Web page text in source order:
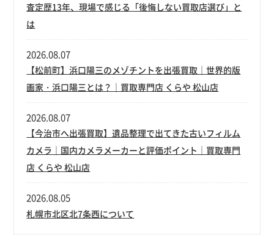
査定歴13年、現場で感じる「後悔しない買取店選び」と
は
【松前町】浜口陽三のメゾチントを出張買取｜世界的版
画家・浜口陽三とは？｜買取専門店 くらや 松山店
2026.08.07
【今治市へ出張買取】遺品整理で出てきた古いフィルム
カメラ｜国内カメラメーカーと評価ポイント｜買取専門
店 くらや 松山店
2026.08.07
札幌市北区北7条西について
2026.08.05